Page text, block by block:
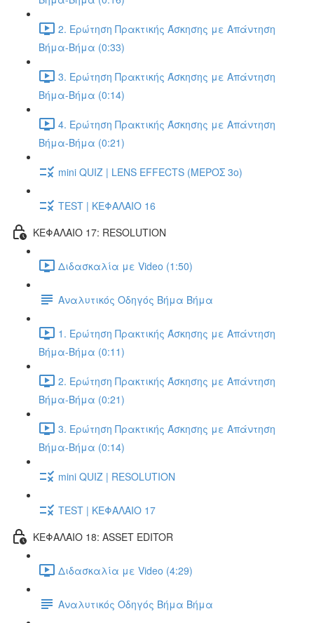
2. Ερώτηση Πρακτικής Άσκησης με Απάντηση
Βήμα-Βήμα (0:33)
3. Ερώτηση Πρακτικής Άσκησης με Απάντηση
Βήμα-Βήμα (0:14)
4. Ερώτηση Πρακτικής Άσκησης με Απάντηση
Βήμα-Βήμα (0:21)
mini QUIZ | LENS EFFECTS (ΜΕΡΟΣ 3o)
TEST | ΚΕΦΑΛΑΙΟ 16
ΚΕΦΑΛΑΙΟ 17: RESOLUTION
Διδασκαλία με Video (1:50)
Αναλυτικός Οδηγός Βήμα Βήμα
1. Ερώτηση Πρακτικής Άσκησης με Απάντηση
Βήμα-Βήμα (0:11)
2. Ερώτηση Πρακτικής Άσκησης με Απάντηση
Βήμα-Βήμα (0:21)
3. Ερώτηση Πρακτικής Άσκησης με Απάντηση
Βήμα-Βήμα (0:14)
mini QUIZ | RESOLUTION
TEST | ΚΕΦΑΛΑΙΟ 17
ΚΕΦΑΛΑΙΟ 18: ASSET EDITOR
Διδασκαλία με Video (4:29)
Αναλυτικός Οδηγός Βήμα Βήμα